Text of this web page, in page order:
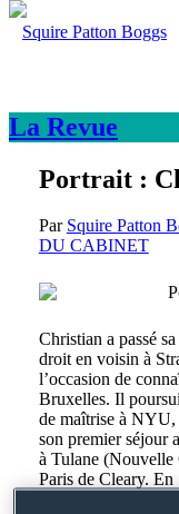
Squire Patton Boggs
La Revue
Portrait :
Par Squire Patton
DU CABINET
Christian a passé
droit en voisin à
l’occasion de
Bruxelles. Il
de maîtrise à NYU,
son premier séjour
à Tulane (Nouvelle
Paris de Cleary.